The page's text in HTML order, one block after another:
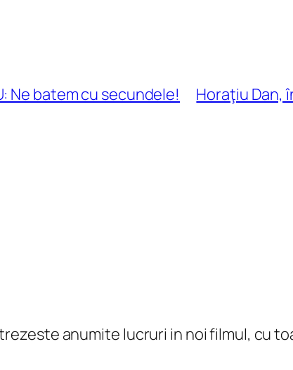
Ne batem cu secundele! Horaţiu Dan,
anumite lucruri in noi filmul, cu